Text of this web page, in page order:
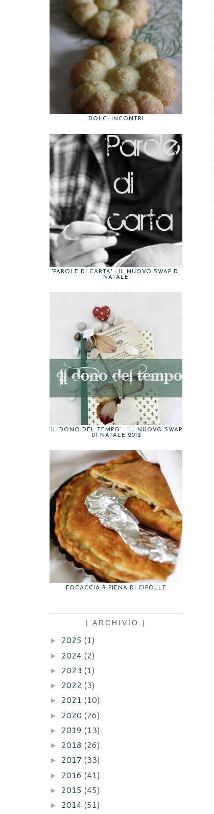
DOLCI INCONTRI
'PAROLE DI CARTA' - IL NUOVO SWAP DI
NATALE
‘IL DONO DEL TEMPO’ – IL NUOVO SWAP
DI NATALE 2012
FOCACCIA RIPIENA DI CIPOLLE
| ARCHIVIO |
► 2025 (1)
► 2024 (2)
► 2023 (1)
► 2022 (3)
► 2021 (10)
► 2020 (26)
► 2019 (13)
► 2018 (26)
► 2017 (33)
► 2016 (41)
► 2015 (45)
► 2014 (51)